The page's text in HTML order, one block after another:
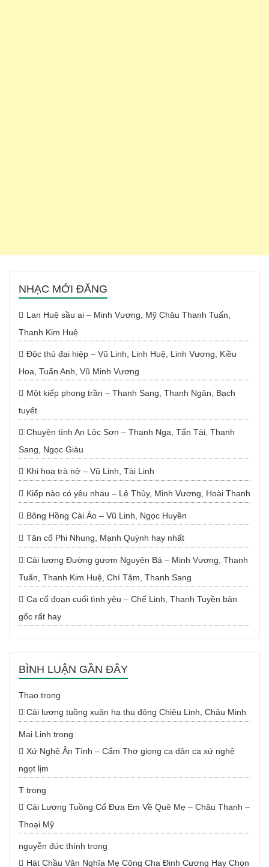
NHẠC MỚI ĐĂNG
Lan Huệ sầu ai – Minh Vương, Mỹ Châu Thanh Tuấn,
Thanh Kim Huệ
Độc thủ đại hiệp – Vũ Linh, Linh Huệ, Linh Vương, Kiều
Hoa, Tuấn Anh, Vũ Minh Vương
Một kiếp phong trần – Thanh Sang, Thanh Ngân, Bạch
tuyết
Chuyện tình An Lộc Sơn – Thanh Nga, Tấn Tài, Thanh
Sang, Ngọc Giàu
Khi hoa trà nở – Vũ Linh, Tài Linh
Kiếp nào có yêu nhau – Lệ Thủy, Minh Vương, Hoài Thanh
Bông Hồng Cài Áo – Vũ Linh, Ngọc Huyền
Tân cổ Phi Nhung, Mạnh Quỳnh hay nhất
Cải lương Đường gươm Nguyên Bá – Minh Vương, Thanh
Tuấn, Thanh Kim Huệ, Chí Tâm, Thanh Sang
Ca cổ đoạn cuối tình yêu – Chế Linh, Thanh Tuyền bản
gốc rất hay
BÌNH LUẬN GẦN ĐÂY
Thao trong
Cải lương tuồng xuân hạ thu đông Chiêu Linh, Châu Minh
Mai Linh trong
Xứ Nghệ Ân Tình – Cẩm Thơ giọng ca dân ca xứ nghệ
ngọt lịm
T trong
Cải Lương Tuồng Cổ Đưa Em Về Quê Mẹ – Châu Thanh –
Thoại Mỹ
nguyễn đức thính trong
Hát Chầu Văn Nghĩa Mẹ Công Cha Đinh Cương Hay Chọn